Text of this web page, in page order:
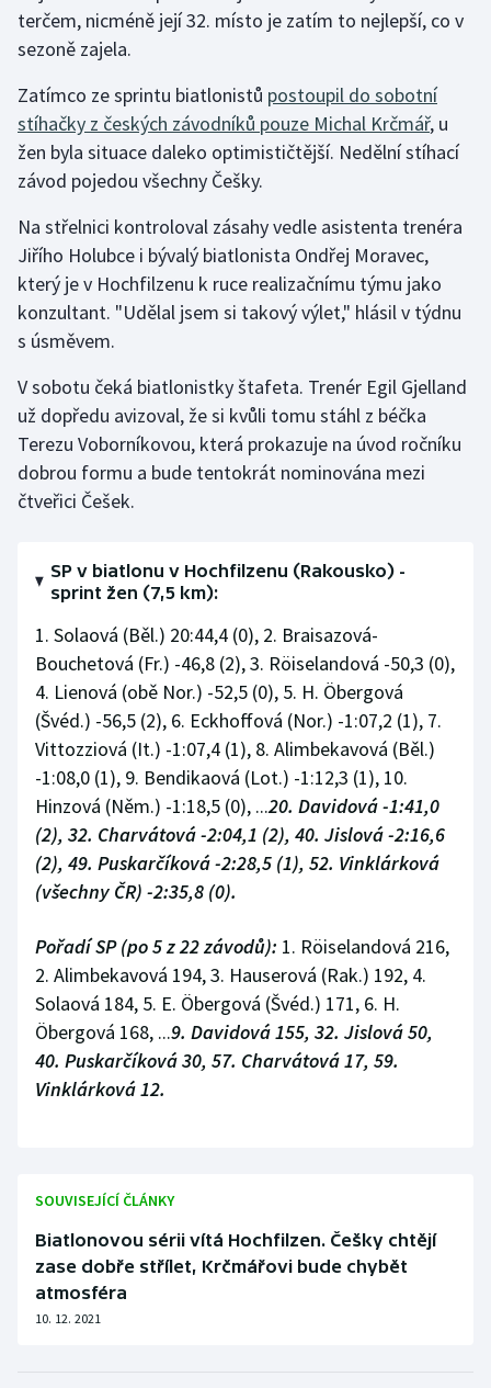
terčem, nicméně její 32. místo je zatím to nejlepší, co v
sezoně zajela.
Zatímco ze sprintu biatlonistů postoupil do sobotní
stíhačky z českých závodníků pouze Michal Krčmář, u
žen byla situace daleko optimističtější. Nedělní stíhací
závod pojedou všechny Češky.
Na střelnici kontroloval zásahy vedle asistenta trenéra
Jiřího Holubce i bývalý biatlonista Ondřej Moravec,
který je v Hochfilzenu k ruce realizačnímu týmu jako
konzultant. "Udělal jsem si takový výlet," hlásil v týdnu
s úsměvem.
V sobotu čeká biatlonistky štafeta. Trenér Egil Gjelland
už dopředu avizoval, že si kvůli tomu stáhl z béčka
Terezu Voborníkovou, která prokazuje na úvod ročníku
dobrou formu a bude tentokrát nominována mezi
čtveřici Češek.
SP v biatlonu v Hochfilzenu (Rakousko) -
sprint žen (7,5 km):
1. Solaová (Běl.) 20:44,4 (0), 2. Braisazová-
Bouchetová (Fr.) -46,8 (2), 3. Röiselandová -50,3 (0),
4. Lienová (obě Nor.) -52,5 (0), 5. H. Öbergová
(Švéd.) -56,5 (2), 6. Eckhoffová (Nor.) -1:07,2 (1), 7.
Vittozziová (It.) -1:07,4 (1), 8. Alimbekavová (Běl.)
-1:08,0 (1), 9. Bendikaová (Lot.) -1:12,3 (1), 10.
Hinzová (Něm.) -1:18,5 (0), ...20. Davidová -1:41,0
(2), 32. Charvátová -2:04,1 (2), 40. Jislová -2:16,6
(2), 49. Puskarčíková -2:28,5 (1), 52. Vinklárková
(všechny ČR) -2:35,8 (0).
Pořadí SP (po 5 z 22 závodů): 1. Röiselandová 216,
2. Alimbekavová 194, 3. Hauserová (Rak.) 192, 4.
Solaová 184, 5. E. Öbergová (Švéd.) 171, 6. H.
Öbergová 168, ...9. Davidová 155, 32. Jislová 50,
40. Puskarčíková 30, 57. Charvátová 17, 59.
Vinklárková 12.
SOUVISEJÍCÍ ČLÁNKY
Biatlonovou sérii vítá Hochfilzen. Češky chtějí
zase dobře střílet, Krčmářovi bude chybět
atmosféra
10. 12. 2021